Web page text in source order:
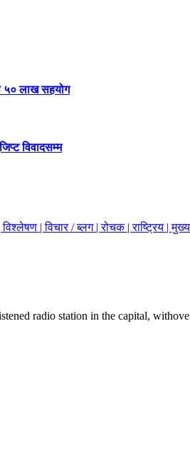
५० लाख सहयोग
विवादसम्म
विश्लेषण |विचार / ब्लग |रोचक |राष्ट्रिय |
radio station in the capital,